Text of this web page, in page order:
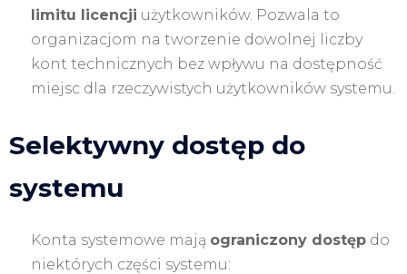
limitu licencji użytkowników. Pozwala to
organizacjom na tworzenie dowolnej liczby
kont technicznych bez wpływu na dostępność
miejsc dla rzeczywistych użytkowników systemu.
Selektywny dostęp do
systemu
Konta systemowe mają ograniczony dostęp do
niektórych części systemu: